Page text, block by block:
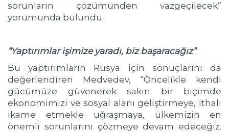
sorunların çözümünden vazgeçilecek”
yorumunda bulundu.
“Yaptırımlar işimize yaradı, biz başaracağız”
Bu yaptırımların Rusya için sonuçlarını da
değerlendiren Medvedev, “Öncelikle kendi
gücümüze güvenerek sakin bir biçimde
ekonomimizi ve sosyal alanı geliştirmeye, ithali
ikame etmekle uğraşmaya, ülkemizin en
önemli sorunlarını çözmeye devam edeceğiz.